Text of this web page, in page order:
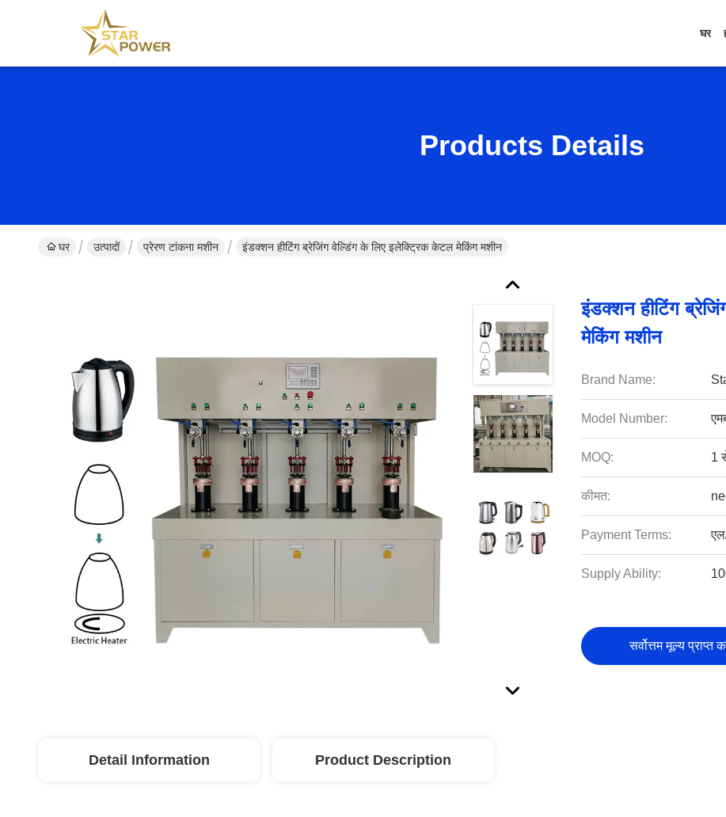
घर
Products Details
घर उत्पादों प्रेरण टांकना मशीन इंडक्शन हीटिंग ब्रेजिंग वेल्डिंग के लिए इलेक्ट्रिक केटल मेकिंग मशीन
इंडक्शन हीटिंग
मेकिंग मशीन
Brand Name:
Model Number:
MOQ: 1
कीमत:
Payment Terms:
Supply Ability:
सर्वोत्तम मूल्य प्राप्त
Detail Information Product Description